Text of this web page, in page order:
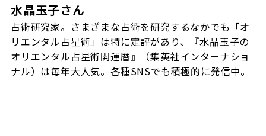
水晶玉子さん
占術研究家。さまざまな占術を研究するなかでも「オ
リエンタル占星術」は特に定評があり、『水晶玉子の
オリエンタル占星術開運暦』（集英社インターナショ
ナル）は毎年大人気。各種SNSでも積極的に発信中。